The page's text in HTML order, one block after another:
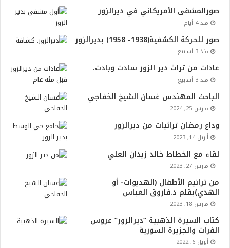
صورالمشفى الأمريكاني في ديرالزور
منذ 4 أيام
صور للحركة الكشفية(1938- 1958) بديرالزور
منذ 3 أسابيع
عادات من تراث دير الزور سادت وبادت.
منذ 3 أسابيع
الباحث المهندس غسان الشيخ الخفاجي
مارس 25, 2024
وداع رمضان تراثيات من ديرالزور
أبريل 14, 2023
لقاء مع الخطاط خالد زيدان العلي
مارس 27, 2023
من ترانيم الأطفال (الهديوات- أو
الهدي)بقلم د.فاروق العباس
مارس 18, 2023
كتاب السيرة الذهبية “ديرالزور” عروس
الفرات والجزيرة السورية
أبريل 6, 2022